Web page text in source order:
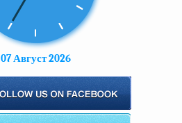
07 Август 2026